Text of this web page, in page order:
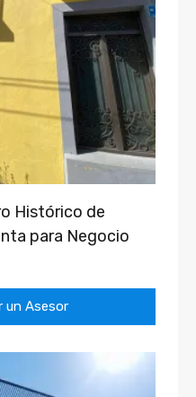
Histórico de
para Negocio
un Asesor